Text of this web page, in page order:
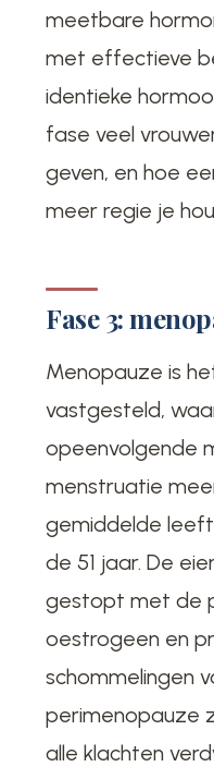
meetbare
met effectieve
identieke
fase veel
geven, en hoe
meer regie je
Fase 3:
Menopauze is
vastgesteld,
opeenvolgende
menstruatie
gemiddelde
de 51 jaar. De
gestopt met de
oestrogeen en
schommelingen
perimenopauze
alle klachten